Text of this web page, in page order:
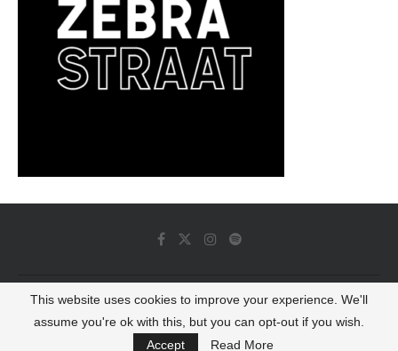
© 2022 - Luminous Dash All Rights Reserved
BACK TO TOP
This website uses cookies to improve your experience. We'll
assume you're ok with this, but you can opt-out if you wish.
Accept
Read More